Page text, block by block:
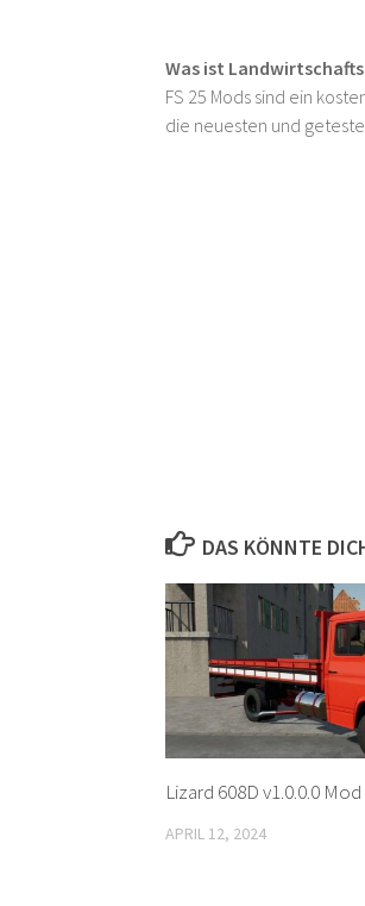
Was ist
FS 25 Mods sind ein
die neuesten und
DAS KÖNNTE
Lizard 608D v1.0.0.0 Mod
APRIL 12, 2024